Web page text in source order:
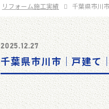
リフォーム施工実績 千葉県市川
2025.12.27
千葉県市川市｜戸建て